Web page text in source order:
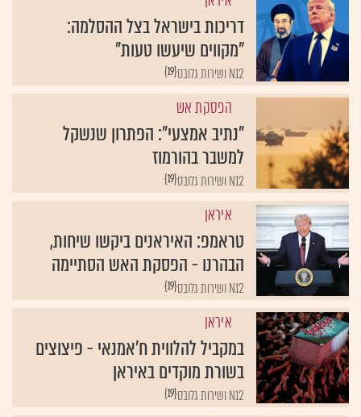
דריכות בישראל בצל ההסלמה:
"מקווים שיעשו טעות"
{19} N12 ושירות גלובס
הפסקת אש
"נתיב אמצעי": הפתרון שנשקל
למשבר בהורמוז
{19} N12 ושירות גלובס
איראן
טראמפ: האיראנים ביקשו שיחות,
הבהרנו - הפסקת האש הסתיימה
{19} N12 ושירות גלובס
איראן
במקביל להלווית ח'אמנאי - פיצוצים
בשורת מוקדים באיראן
{19} N12 ושירות גלובס